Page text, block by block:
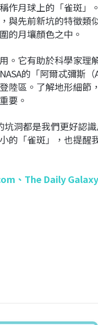
作月球上的「雀斑」
與先前新坑的特徵類
的月壤顏色之中。
。它有助於科學家理
的「阿爾忒彌斯
陸區。了解地形細節
要。
洞都是我們更好認
的「雀斑」，也提醒
、 The Daily Galaxy